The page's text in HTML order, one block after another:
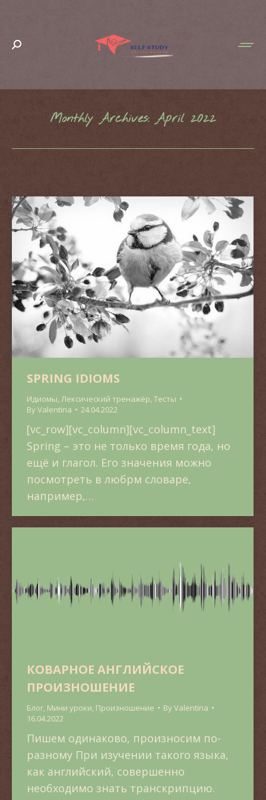
Search:
Monthly Archives:April 2022
SPRING IDIOMS
Идиомы,Лексический тренажёр,Тесты
ByValentina 24.04.2022
[vc_row][vc_column][vc_column_text]
Spring – это не только время года, но
ещё и глагол. Его значения можно
посмотреть в любрм словаре,
например,…
КОВАРНОЕ АНГЛИЙСКОЕ
ПРОИЗНОШЕНИЕ
Блог Мини уроки Произношение ByValentina
16.04.2022
Пишем одинаково, произносим по-
разному При изучении такого языка,
как английский, совершенно
необходимо знать транскрипцию.